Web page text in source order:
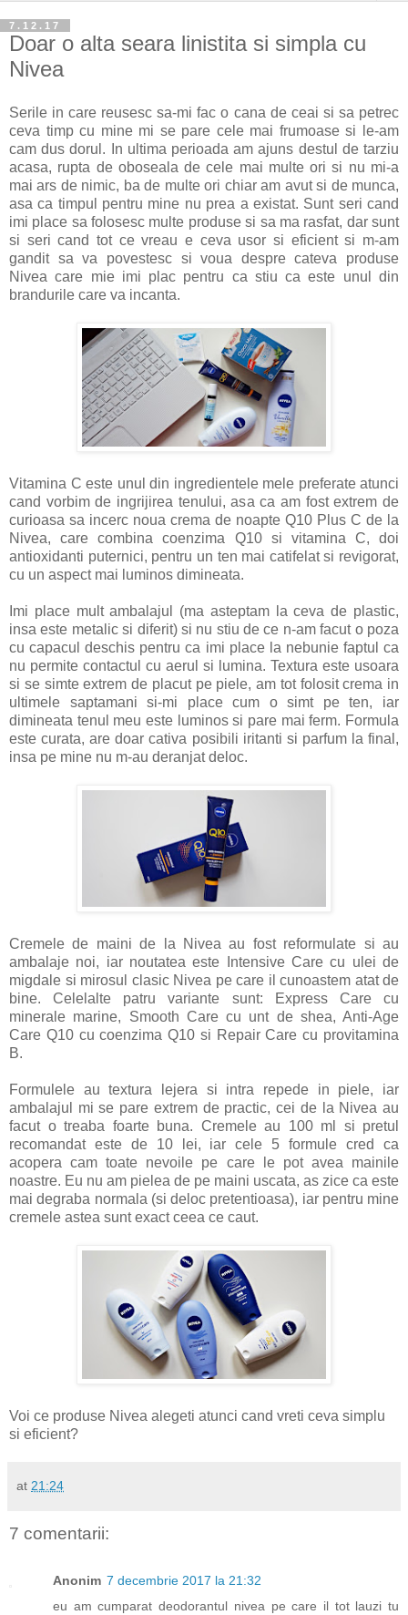
7.12.17
Doar o alta seara linistita si simpla cu
Nivea
Serile in care reusesc sa-mi fac o cana de ceai si sa petrec
ceva timp cu mine mi se pare cele mai frumoase si le-am
cam dus dorul. In ultima perioada am ajuns destul de tarziu
acasa, rupta de oboseala de cele mai multe ori si nu mi-a
mai ars de nimic, ba de multe ori chiar am avut si de munca,
asa ca timpul pentru mine nu prea a existat. Sunt seri cand
imi place sa folosesc multe produse si sa ma rasfat, dar sunt
si seri cand tot ce vreau e ceva usor si eficient si m-am
gandit sa va povestesc si voua despre cateva produse
Nivea care mie imi plac pentru ca stiu ca este unul din
brandurile care va incanta.
Vitamina C este unul din ingredientele mele preferate atunci
cand vorbim de ingrijirea tenului, asa ca am fost extrem de
curioasa sa incerc noua crema de noapte Q10 Plus C de la
Nivea, care combina coenzima Q10 si vitamina C, doi
antioxidanti puternici, pentru un ten mai catifelat si revigorat,
cu un aspect mai luminos dimineata.
Imi place mult ambalajul (ma asteptam la ceva de plastic,
insa este metalic si diferit) si nu stiu de ce n-am facut o poza
cu capacul deschis pentru ca imi place la nebunie faptul ca
nu permite contactul cu aerul si lumina. Textura este usoara
si se simte extrem de placut pe piele, am tot folosit crema in
ultimele saptamani si-mi place cum o simt pe ten, iar
dimineata tenul meu este luminos si pare mai ferm. Formula
este curata, are doar cativa posibili iritanti si parfum la final,
insa pe mine nu m-au deranjat deloc.
Cremele de maini de la Nivea au fost reformulate si au
ambalaje noi, iar noutatea este Intensive Care cu ulei de
migdale si mirosul clasic Nivea pe care il cunoastem atat de
bine. Celelalte patru variante sunt: Express Care cu
minerale marine, Smooth Care cu unt de shea, Anti-Age
Care Q10 cu coenzima Q10 si Repair Care cu provitamina
B.
Formulele au textura lejera si intra repede in piele, iar
ambalajul mi se pare extrem de practic, cei de la Nivea au
facut o treaba foarte buna. Cremele au 100 ml si pretul
recomandat este de 10 lei, iar cele 5 formule cred ca
acopera cam toate nevoile pe care le pot avea mainile
noastre. Eu nu am pielea de pe maini uscata, as zice ca este
mai degraba normala (si deloc pretentioasa), iar pentru mine
cremele astea sunt exact ceea ce caut.
Voi ce produse Nivea alegeti atunci cand vreti ceva simplu
si eficient?
at 21:24
7 comentarii:
Anonim 7 decembrie 2017 la 21:32
eu am cumparat deodorantul nivea pe care il tot lauzi tu